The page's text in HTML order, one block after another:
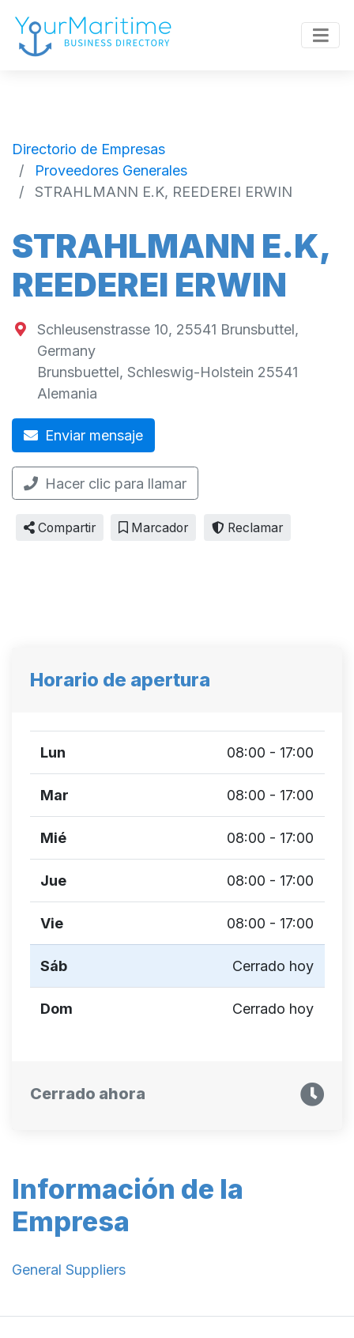
Directorio de Empresas
Proveedores Generales
STRAHLMANN E.K, REEDEREI ERWIN
STRAHLMANN E.K,
REEDEREI ERWIN
Schleusenstrasse 10, 25541 Brunsbuttel,
Germany
Brunsbuettel, Schleswig-Holstein 25541
Alemania
Enviar mensaje
Hacer clic para llamar
Compartir Marcador Reclamar
Información de la
Empresa
General Suppliers
Horario de apertura
Lun 08:00 - 17:00
Mar 08:00 - 17:00
Mié 08:00 - 17:00
Jue 08:00 - 17:00
Vie 08:00 - 17:00
Sáb Cerrado hoy
Dom Cerrado hoy
Cerrado ahora